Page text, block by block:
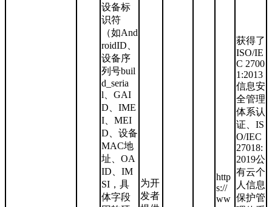
设备标
识符
（如And
roidID、
设备序
列号buil
d_seria
l、GAI
D、IME
I、MEI
D、设备
MAC地
址、OA
ID、IM
SI，具
体字段
为开
发者
http
s://
ww
获得了
ISO/IE
C 2700
1:2013
信息安
全管理
体系认
证、IS
O/IEC
27018:
2019公
有云个
人信息
保护管